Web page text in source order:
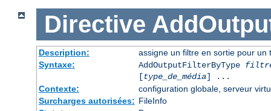
Directive
Description:
assigne un filtre en sortie pour un
Syntaxe:
AddOutputFilterByType
[type_de_média] ...
Contexte:
configuration globale, serveur
Surcharges autorisées: FileInfo